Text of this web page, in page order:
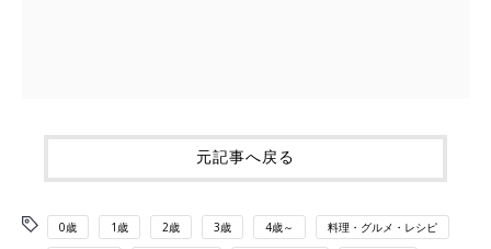
元記事へ戻る
0歳 1歳 2歳 3歳 4歳～ 料理・グルメ・レシピ